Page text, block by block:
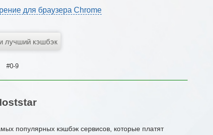
для браузера Chrome
#0-9
популярных кэшбэк сервисов, которые платят